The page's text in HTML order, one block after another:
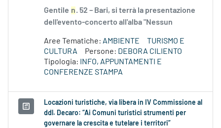
Gentile n. 52 – Bari, si terrà la presentazione
dell'evento-concerto all'alba "Nessun
Aree Tematiche: AMBIENTE
TURISMO E
CULTURA
Persone: DEBORA CILIENTO
Tipologia:
INFO, APPUNTAMENTI E
CONFERENZE STAMPA
Locazioni turistiche, via libera in IV Commissione al
ddl. Decaro: “Ai Comuni turistici strumenti per
governare la crescita e tutelare i territori”